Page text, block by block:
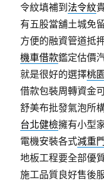
令紋填補到法令紋
有五股當舖土城免
方便的融資管道抵
機車借款鑑定估價
就是很好的選擇桃
借款包裝周轉資金
舒美布批發氣泡所
台北健檢擁有小型
電機安裝各式減重
地板工程要全部優
施工品質良好售後